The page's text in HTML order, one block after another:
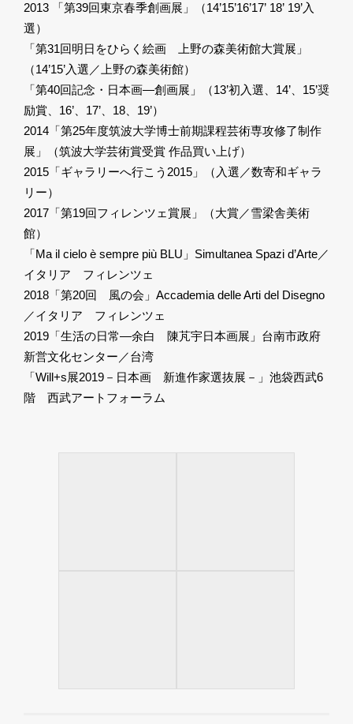
2013 「第39回東京春季創画展」（14’15’16’17’ 18’ 19’入
選）
「第31回明日をひらく絵画 上野の森美術館大賞展」
（14’15’入選／上野の森美術館）
「第40回記念・日本画―創画展」（13’初入選、14’、15’奨
励賞、16’、17’、18、19’）
2014「第25年度筑波大学博士前期課程芸術専攻修了制作
展」（筑波大学芸術賞受賞 作品買い上げ）
2015「ギャラリーへ行こう2015」（入選／数寄和ギャラ
リー）
2017「第19回フィレンツェ賞展」（大賞／雪梁舎美術
館）
「Ma il cielo è sempre più BLU」Simultanea Spazi d’Arte／
イタリア フィレンツェ
2018「第20回 風の会」Accademia delle Arti del Disegno
／イタリア フィレンツェ
2019「生活の日常―余白 陳芃宇日本画展」台南市政府
新営文化センター／台湾
「Will+s展2019－日本画 新進作家選抜展－」池袋西武6
階 西武アートフォーラム